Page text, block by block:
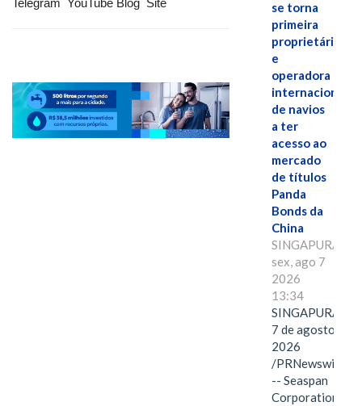
se torna
primeira
proprietária
e
operadora
internacional
de navios
a ter
acesso ao
mercado
de títulos
Panda
Bonds da
China
SINGAPURA,
sex, ago 7
2026
13:34
SINGAPURA,
7 de agosto de
2026
/PRNewswire/
-- Seaspan
Corporation